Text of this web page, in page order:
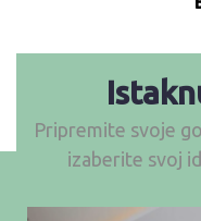
Pripremite svoje
izaberite svoj